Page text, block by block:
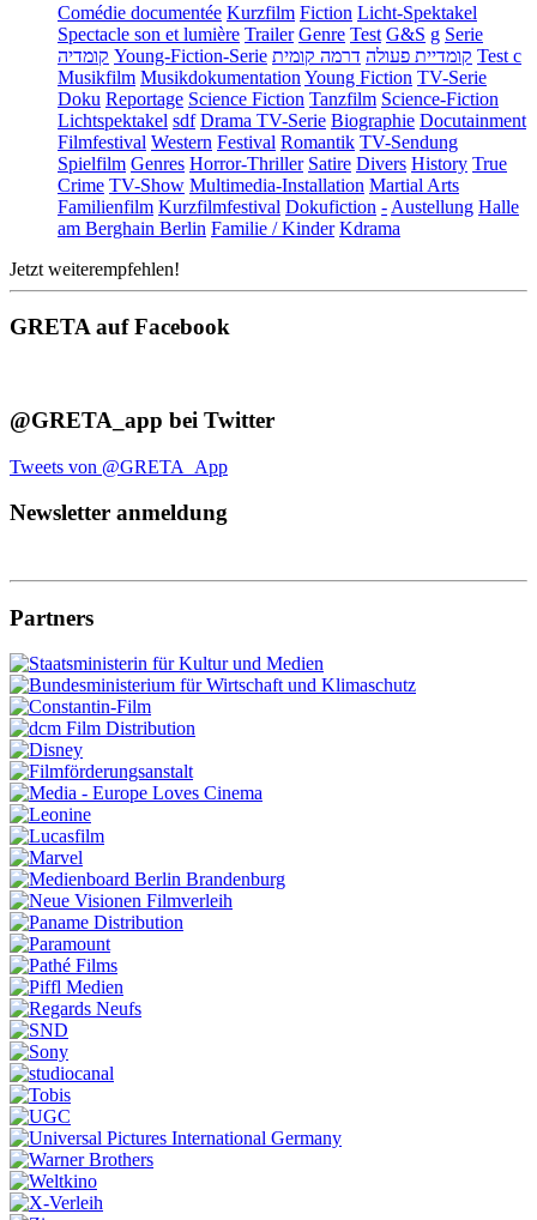
Comédie documentée Kurzfilm Fiction Licht-Spektakel
Spectacle son et lumière Trailer Genre Test G&S g Serie
קומדיה Young-Fiction-Serie קומדיית פעולה דרמה קומית
Test c
Musikfilm Musikdokumentation Young Fiction TV-Serie
Doku Reportage Science Fiction Tanzfilm Science-Fiction
Lichtspektakel sdf Drama TV-Serie Biographie Docutainment
Filmfestival Western Festival Romantik TV-Sendung
Spielfilm Genres Horror-Thriller Satire Divers History True
Crime TV-Show Multimedia-Installation Martial Arts
Familienfilm Kurzfilmfestival Dokufiction - Austellung Halle
am Berghain Berlin Familie / Kinder Kdrama
Jetzt weiterempfehlen!
GRETA auf Facebook
@GRETA_app bei Twitter
Tweets von @GRETA_App
Newsletter anmeldung
Partners